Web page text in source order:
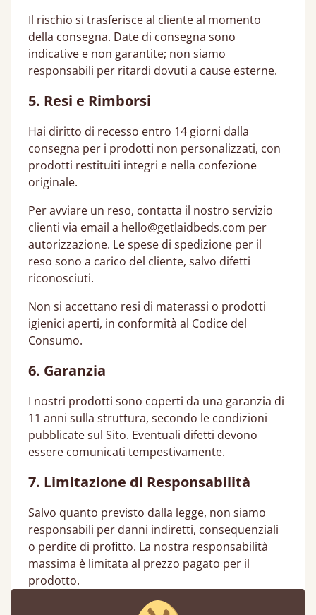
Il rischio si trasferisce al cliente al momento
della consegna. Date di consegna sono
indicative e non garantite; non siamo
responsabili per ritardi dovuti a cause esterne.
5. Resi e Rimborsi
Hai diritto di recesso entro 14 giorni dalla
consegna per i prodotti non personalizzati, con
prodotti restituiti integri e nella confezione
originale.
Per avviare un reso, contatta il nostro servizio
clienti via email a hello@getlaidbeds.com per
autorizzazione. Le spese di spedizione per il
reso sono a carico del cliente, salvo difetti
riconosciuti.
Non si accettano resi di materassi o prodotti
igienici aperti, in conformità al Codice del
Consumo.
6. Garanzia
I nostri prodotti sono coperti da una garanzia di
11 anni sulla struttura, secondo le condizioni
pubblicate sul Sito. Eventuali difetti devono
essere comunicati tempestivamente.
7. Limitazione di Responsabilità
Salvo quanto previsto dalla legge, non siamo
responsabili per danni indiretti, consequenziali
o perdite di profitto. La nostra responsabilità
massima è limitata al prezzo pagato per il
prodotto.
8. Uso Personale